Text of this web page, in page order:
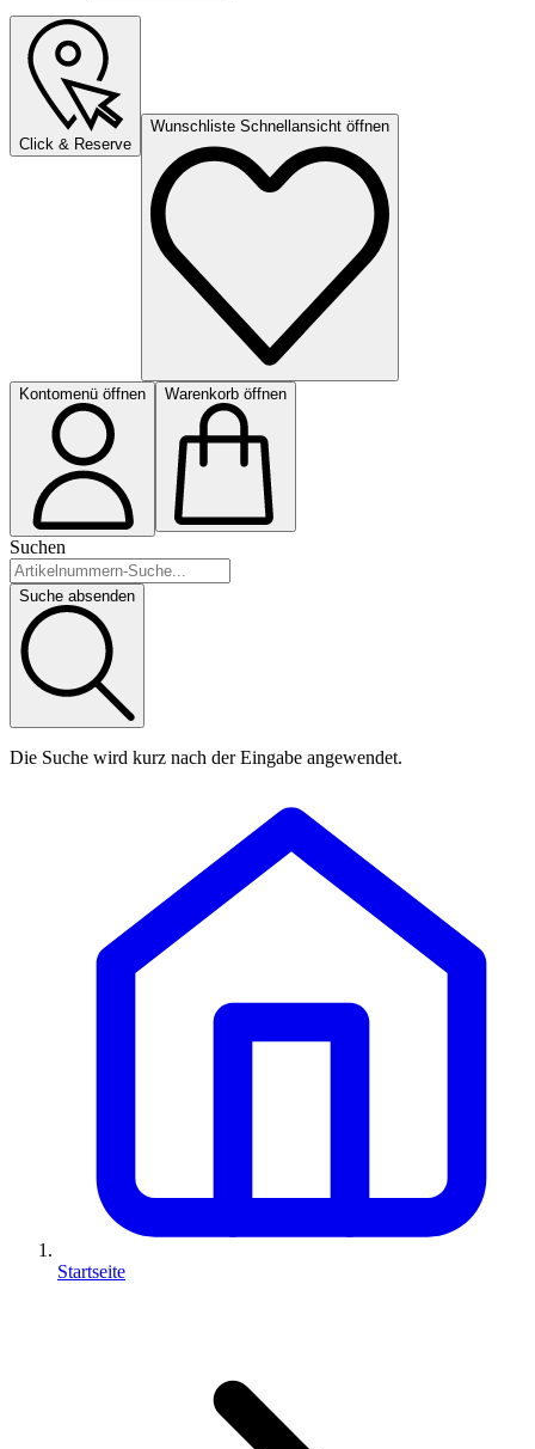
Click & Reserve
Wunschliste Schnellansicht öffnen
Kontomenü öffnen Warenkorb öffnen
Suchen
Suche absenden
Die Suche wird kurz nach der Eingabe angewendet.
Startseite